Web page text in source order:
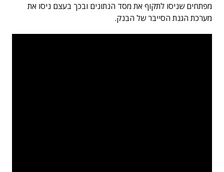
מפתחים שניסו לתקוף את מסד הנתונים ובכך בעצם ניסו את
מערכת הגנת הסייבר של הבנק.